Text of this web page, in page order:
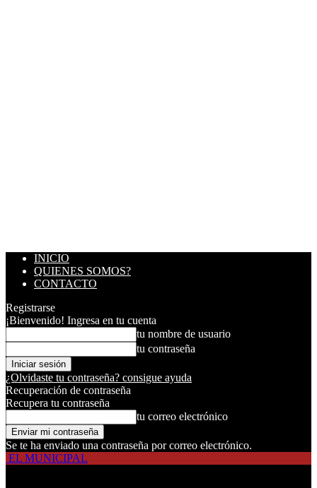
INICIO
QUIENES SOMOS?
CONTACTO
Registrarse
¡Bienvenido! Ingresa en tu cuenta
tu nombre de usuario
tu contraseña
¿Olvidaste tu contraseña? consigue ayuda
Recuperación de contraseña
Recupera tu contraseña
tu correo electrónico
Se te ha enviado una contraseña por correo electrónico.
EL MUNICIPAL